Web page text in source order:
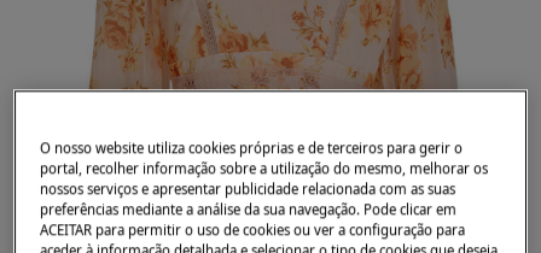
O nosso website utiliza cookies próprias e de terceiros para gerir o
portal, recolher informação sobre a utilização do mesmo, melhorar os
nossos serviços e apresentar publicidade relacionada com as suas
preferências mediante a análise da sua navegação. Pode clicar em
ACEITAR para permitir o uso de cookies ou ver a configuração para